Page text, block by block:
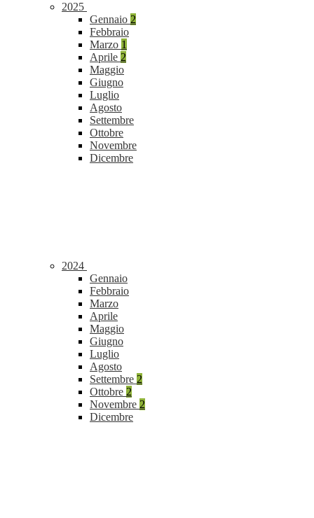
2025
Gennaio 2
Febbraio
Marzo 1
Aprile 2
Maggio
Giugno
Luglio
Agosto
Settembre
Ottobre
Novembre
Dicembre
2024
Gennaio
Febbraio
Marzo
Aprile
Maggio
Giugno
Luglio
Agosto
Settembre 2
Ottobre 2
Novembre 2
Dicembre